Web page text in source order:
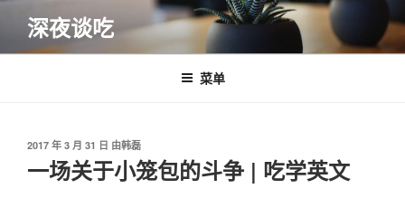
内
深夜谈吃
菜单
发
于
2017 年 3 月 31 日 由韩磊
一场关于小笼包的斗争 | 吃学英文